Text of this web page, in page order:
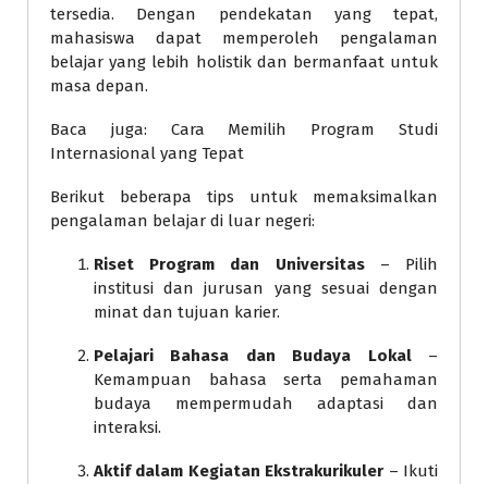
tersedia. Dengan pendekatan yang tepat,
mahasiswa dapat memperoleh pengalaman
belajar yang lebih holistik dan bermanfaat untuk
masa depan.
Baca juga: Cara Memilih Program Studi
Internasional yang Tepat
Berikut beberapa tips untuk memaksimalkan
pengalaman belajar di luar negeri:
Riset Program dan Universitas– Pilih
institusi dan jurusan yang sesuai dengan
minat dan tujuan karier.
Pelajari Bahasa dan Budaya Lokal–
Kemampuan bahasa serta pemahaman
budaya mempermudah adaptasi dan
interaksi.
Aktif dalam Kegiatan Ekstrakurikuler – Ikuti